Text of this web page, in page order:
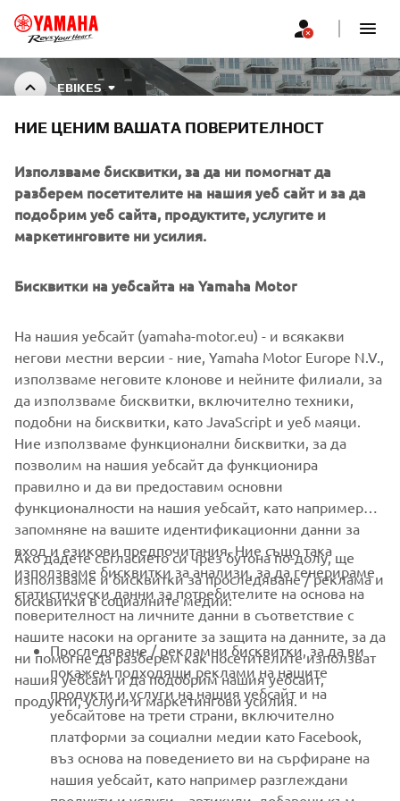
EBIKES
EBIKE ACCESSORIES
CORPORATE
MORE YAMAHA
SUPPORT
НОВИНАРСКИ БЮЛЕТИН
Бъдете първите, които ще научат за най-новите оферти,
специални събития, нови модели и много други
АБОНИРАНЕ
Прочетете нашата Политика за поверителност, за да научите
как обработваме вашите лични данни:Политика за защита на
личните данни
Bulgaria (Bulgarian)
НИЕ ЦЕНИМ ВАШАТА ПОВЕРИТЕЛНОСТ
Използваме бисквитки, за да ни помогнат да
разберем посетителите на нашия уеб сайт и за да
подобрим уеб сайта, продуктите, услугите и
маркетинговите ни усилия.
Бисквитки на уебсайта на Yamaha Motor
На нашия уебсайт (yamaha-motor.eu) - и всякакви
негови местни версии - ние, Yamaha Motor Europe N.V.,
използваме неговите клонове и нейните филиали, за
да използваме бисквитки, включително техники,
подобни на бисквитки, като JavaScript и уеб маяци.
Ние използваме функционални бисквитки, за да
позволим на нашия уебсайт да функционира
правилно и да ви предоставим основни
функционалности на нашия уебсайт, като например
запомняне на вашите идентификационни данни за
вход и езикови предпочитания. Ние също така
използваме бисквитки за анализи, за да генерираме
статистически данни за потребителите на основа на
поверителност на личните данни в съответствие с
нашите насоки на органите за защита на данните, за да
ни помогне да разберем как посетителите използват
нашия уебсайт и да подобрим нашия уебсайт,
продукти, услуги и маркетингови усилия.
Ако дадете съгласието си чрез бутона по-долу, ще
използваме и бисквитки за проследяване / реклама и
бисквитки в социалните медии:
Проследяване / рекламни бисквитки, за да ви
покажем подходящи реклами на нашите
продукти и услуги на нашия уебсайт и на
уебсайтове на трети страни, включително
платформи за социални медии като Facebook,
въз основа на поведението ви на сърфиране на
нашия уебсайт, като например разглеждани